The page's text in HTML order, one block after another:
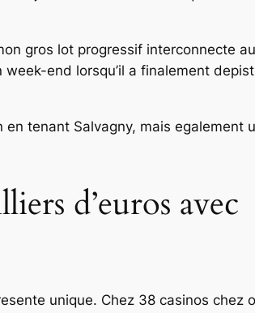
gros lot progressif interconnecte
end lorsqu’il a finalement
tenant Salvagny, mais egalement
d’euros avec
unique. Chez 38 casinos chez